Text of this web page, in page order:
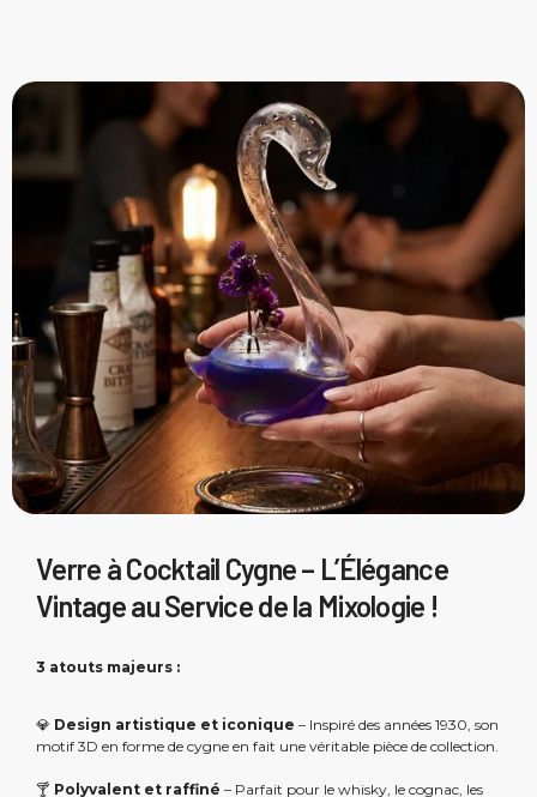
Verre à Cocktail Cygne – L’Élégance
Vintage au Service de la Mixologie !
3 atouts majeurs :
💎 Design artistique et iconique – Inspiré des années 1930, son
motif 3D en forme de cygne en fait une véritable pièce de collection.
🍸 Polyvalent et raffiné – Parfait pour le whisky, le cognac, les